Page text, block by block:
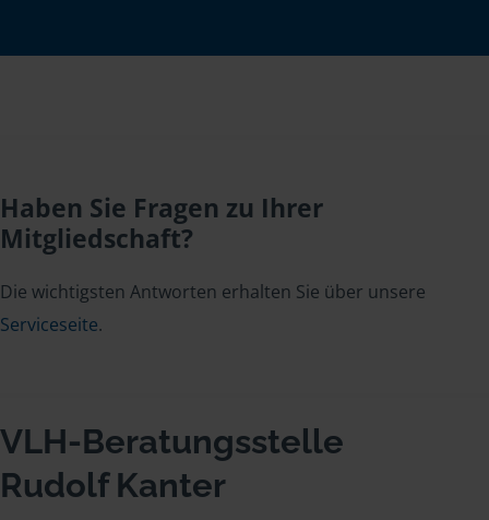
Haben Sie Fragen zu Ihrer
Mitgliedschaft?
Die wichtigsten Antworten erhalten Sie über unsere
Serviceseite.
VLH-Beratungsstelle
Rudolf Kanter